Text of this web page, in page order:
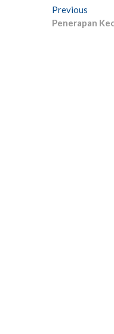
Post
Previous
post:
Penerapan